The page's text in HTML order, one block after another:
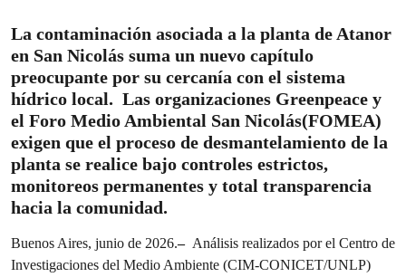
La contaminación asociada a la planta de Atanor
en San Nicolás suma un nuevo capítulo
preocupante por su cercanía con el sistema
hídrico local. Las organizaciones Greenpeace y
el Foro Medio Ambiental San Nicolás(FOMEA)
exigen que el proceso de desmantelamiento de la
planta se realice bajo controles estrictos,
monitoreos permanentes y total transparencia
hacia la comunidad.
Buenos Aires, junio de 2026.– Análisis realizados por el Centro de
Investigaciones del Medio Ambiente (CIM-CONICET/UNLP)